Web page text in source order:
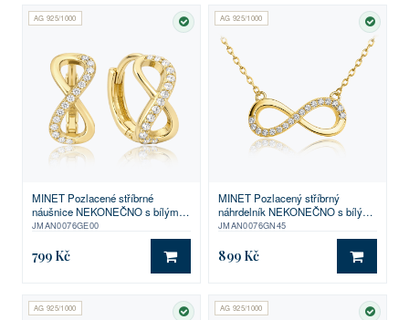
AG 925/1000
SKLADEM
MINET Pozlacené stříbrné
náušnice NEKONEČNO s bílými
zirkony
JMAN0076GE00
799 Kč DO KOŠÍKU
AG 925/1000
MINET Pozlacený stříbrný
náhrdelník NEKONEČNO s bílými
zirkony
JMAN0076GN45
899 Kč DO
AG 925/1000 AG 925/1000